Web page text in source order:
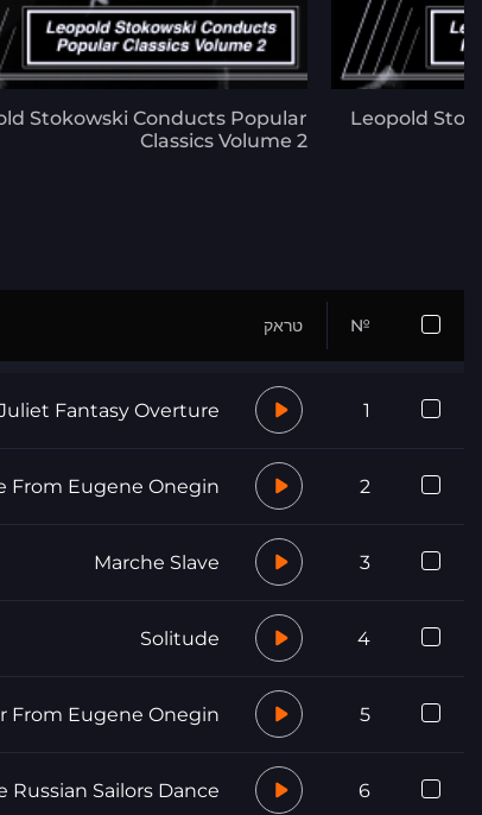
Leopold
Stokowski Conducts Popular
Classics Volume 2
№ טראק
1
Fantasy Overture
2
From Eugene Onegin
3
Marche Slave
4
Solitude
5
From Eugene Onegin
6
Russian Sailors Dance